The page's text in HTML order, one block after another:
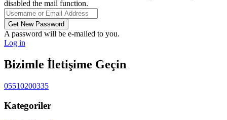
disabled the mail function.
A password will be e-mailed to you.
Log in
Bizimle İletişime Geçin
05510200335
Kategoriler